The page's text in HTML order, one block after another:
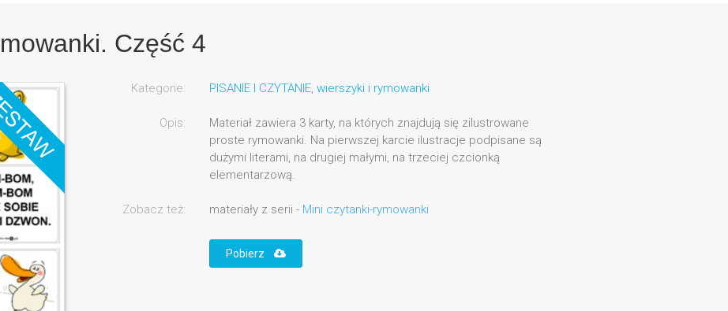
Część 4
Kategorie: PISANIE I CZYTANIE, wierszyki i rymowanki
Opis:
Materiał zawiera 3 karty, na których znajdują się zilustrowane
proste rymowanki. Na pierwszej karcie ilustracje podpisane są
dużymi literami, na drugiej małymi, na trzeciej czcionką
elementarzową.
Zobacz też: materiały z serii - Mini czytanki-rymowanki
Pobierz